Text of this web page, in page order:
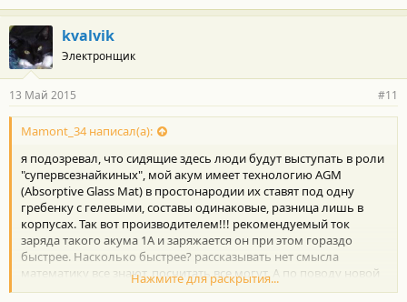
kvalvik
Электронщик
13 Май 2015 #11
Mamont_34 написал(а):
я подозревал, что сидящие здесь люди будут выступать в роли
"супервсезнайкиных", мой акум имеет технологию AGM
(Absorptive Glass Mat) в простонародии их ставят под одну
гребенку с гелевыми, составы одинаковые, разница лишь в
корпусах. Так вот производителем!!! рекомендуемый ток
заряда такого акума 1А и заряжается он при этом гораздо
быстрее. Насколько быстрее? рассказывать нет смысла
математику все знают, посчитать все могут. А по поводу новой
странице в физике, для незнающего, все новое
Нажмите для раскрытия...